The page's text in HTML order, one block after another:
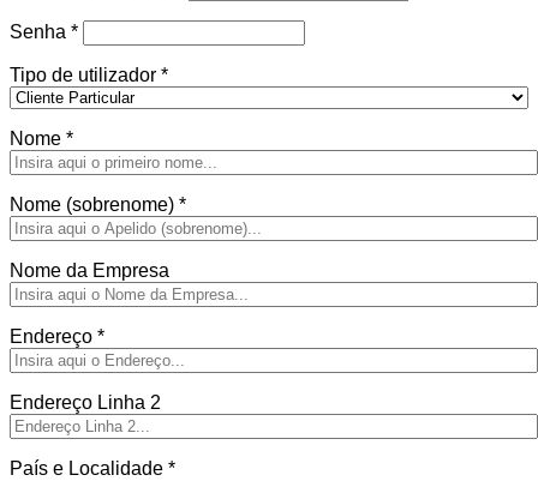
Senha *Obrigatório
Tipo de utilizador *
Nome *
Nome (sobrenome) *
Nome da Empresa
Endereço *
Endereço Linha 2
País e Localidade *